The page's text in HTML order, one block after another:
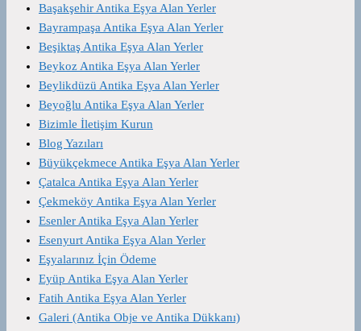
Başakşehir Antika Eşya Alan Yerler
Bayrampaşa Antika Eşya Alan Yerler
Beşiktaş Antika Eşya Alan Yerler
Beykoz Antika Eşya Alan Yerler
Beylikdüzü Antika Eşya Alan Yerler
Beyoğlu Antika Eşya Alan Yerler
Bizimle İletişim Kurun
Blog Yazıları
Büyükçekmece Antika Eşya Alan Yerler
Çatalca Antika Eşya Alan Yerler
Çekmeköy Antika Eşya Alan Yerler
Esenler Antika Eşya Alan Yerler
Esenyurt Antika Eşya Alan Yerler
Eşyalarınız İçin Ödeme
Eyüp Antika Eşya Alan Yerler
Fatih Antika Eşya Alan Yerler
Galeri (Antika Obje ve Antika Dükkanı)